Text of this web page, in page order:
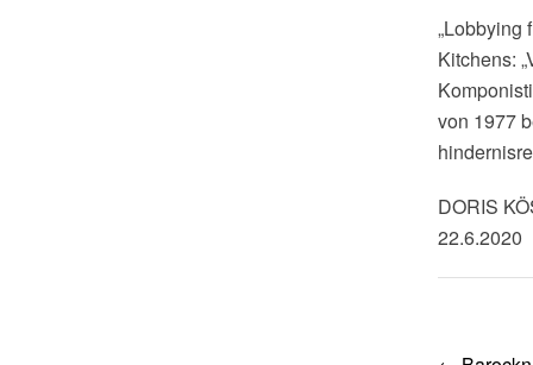
„Lobbying
Kitchens:
von 1977
DORIS
22.6.2020